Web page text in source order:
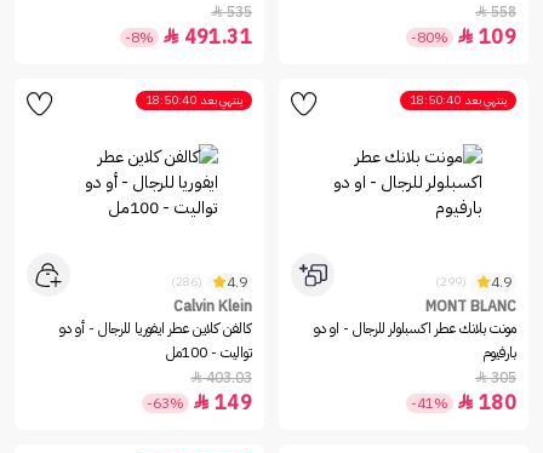
558

109

-80%
535

491.31

-8%
ينتهي بعد 18:50:40
4.9
(299)
MONT BLANC
مونت بلانك عطر اكسبلولر للرجال - او دو
بارفيوم
305

180

-41%
ينتهي بعد 18:50:40
4.9
(286)
Calvin Klein
كالفن كلاين عطر ايفوريا للرجال - أو دو
تواليت - 100مل
403.03

149

-63%